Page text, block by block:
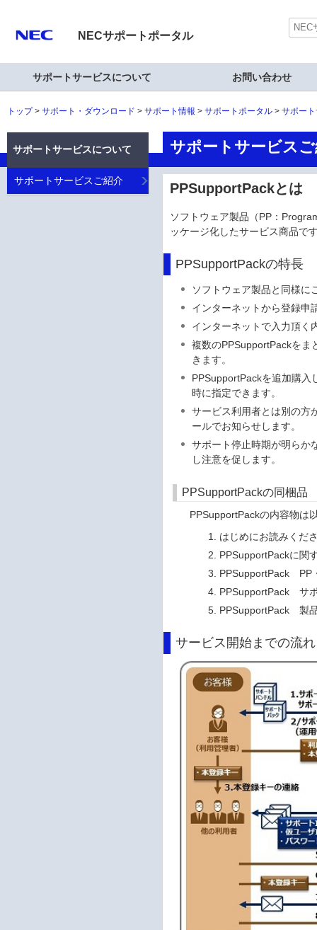
NECサポートポータル
サポートサービスについて お問い合わせ
トップ サポート・ダウンロード サポート情報 サポートポータル サポー
サポートサービス
PPSupportPackとは
ソフトウェア製品（PP：
ッケージ化したサービス商品で
PPSupportPackの特長
ソフトウェア製品と同様に
インターネットから登録申
インターネットで入力頂く
複数のPPSupportPackをま
きます。
PPSupportPackを追加購入
時に指定できます。
サービス利用者とは別の方
ールでお知らせします。
サポート停止時期が明らか
し注意を促します。
PPSupportPackの同梱品
PPSupportPackの内容物は
はじめにお読みくだ
PPSupportPackに関
PPSupportPack PP
PPSupportPack サ
PPSupportPack 製
サービス開始までの流れ
サポートサービスについて
サポートサービスご紹介